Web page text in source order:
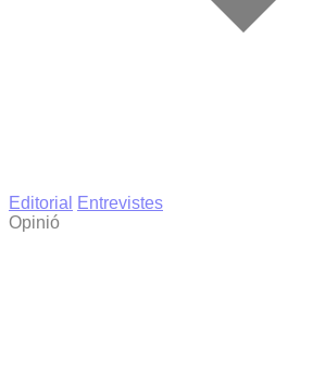
Editorial
Entrevistes
Opinió